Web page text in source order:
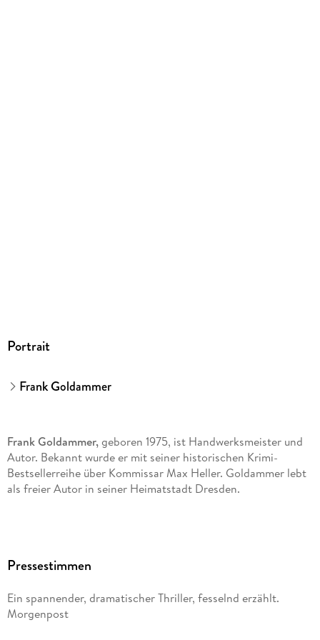
Portrait
Frank Goldammer
Frank Goldammer,geboren 1975, ist Handwerksmeister und
Autor. Bekannt wurde er mit seiner historischen Krimi-
Bestsellerreihe über Kommissar Max Heller. Goldammer lebt
als freier Autor in seiner Heimatstadt Dresden.
Pressestimmen
Ein spannender, dramatischer Thriller, fesselnd erzählt.
Morgenpost